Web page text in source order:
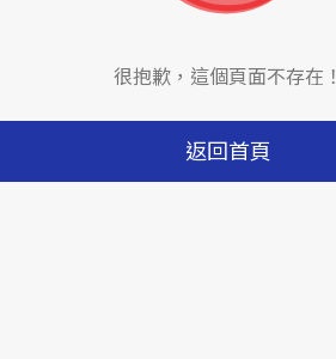
很抱歉，這個頁面不存在！
返回首頁